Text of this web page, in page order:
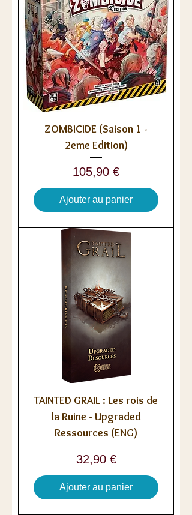
ZOMBICIDE (Saison 1 -
2eme Edition)
Prix
105,90 €
Ajouter au panier
TAINTED GRAIL : Les rois de
la Ruine - Upgraded
Ressources (ENG)
Prix
32,90 €
Ajouter au panier